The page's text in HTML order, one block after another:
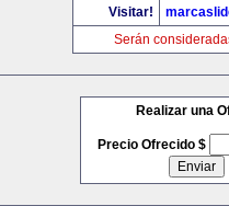
Visitar!
Serán
Realizar una
Precio Ofrecido $